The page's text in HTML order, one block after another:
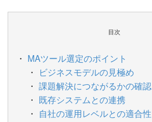
目次
MAツール選定のポイント
ビジネスモデルの見極め
課題解決につながるかの確認
既存システムとの連携
自社の運用レベルとの適合性